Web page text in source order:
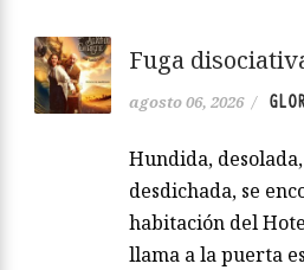
Fuga
agosto 06, 2026 /
Hundida,
desdichada, se
habitación del
llama a la puerta